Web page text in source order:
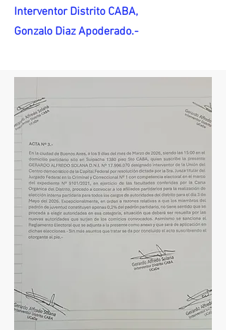
Interventor Distrito CABA,
Gonzalo Diaz Apoderado.-